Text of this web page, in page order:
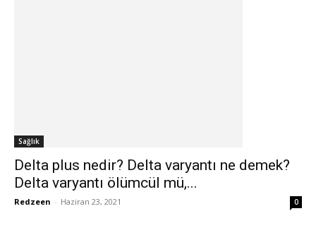
Sağlık
Delta plus nedir? Delta varyantı ne demek?
Delta varyantı ölümcül mü,...
Redzeen - Haziran 23, 2021 0